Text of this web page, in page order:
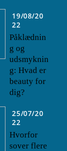
19/08/20
22
Påklædnin
g og
udsmyknin
g: Hvad er
beauty for
dig?
25/07/20
22
Hvorfor
sover flere